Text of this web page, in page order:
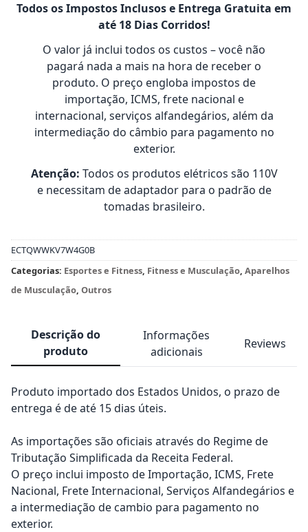
Todos os Impostos Inclusos e Entrega Gratuita em
até 18 Dias Corridos!
O valor já inclui todos os custos – você não
pagará nada a mais na hora de receber o
produto. O preço engloba impostos de
importação, ICMS, frete nacional e
internacional, serviços alfandegários, além da
intermediação do câmbio para pagamento no
exterior.
Atenção: Todos os produtos elétricos são 110V
e necessitam de adaptador para o padrão de
tomadas brasileiro.
ECTQWWKV7W4G0B
Categorias: Esportes e Fitness, Fitness e Musculação, Aparelhos
de Musculação, Outros
Descrição do
produto
Informações
adicionais
Reviews
Produto importado dos Estados Unidos, o prazo de
entrega é de até 15 dias úteis.
As importações são oficiais através do Regime de
Tributação Simplificada da Receita Federal.
O preço inclui imposto de Importação, ICMS, Frete
Nacional, Frete Internacional, Serviços Alfandegários e
a intermediação de cambio para pagamento no
exterior.